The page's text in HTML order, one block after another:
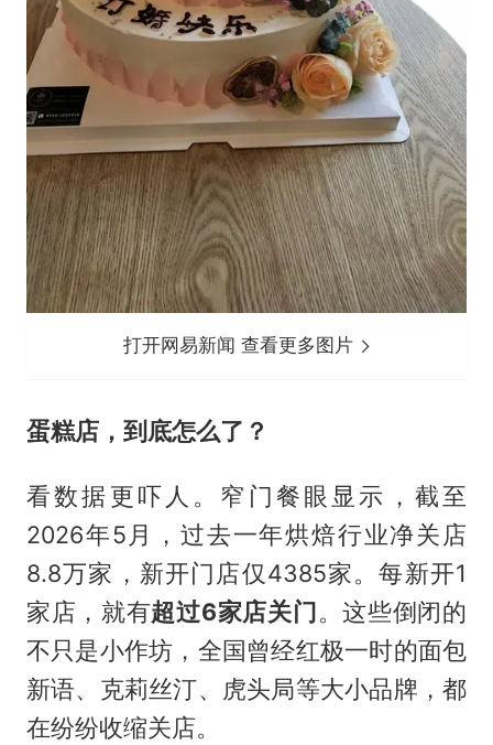
打开网易新闻 查看更多图片
蛋糕店，到底怎么了？
看数据更吓人。窄门餐眼显示，截至
2026年5月，过去一年烘焙行业净关店
8.8万家，新开门店仅4385家。每新开1
家店，就有超过6家店关门。这些倒闭的
不只是小作坊，全国曾经红极一时的面包
新语、克莉丝汀、虎头局等大小品牌，都
在纷纷收缩关店。